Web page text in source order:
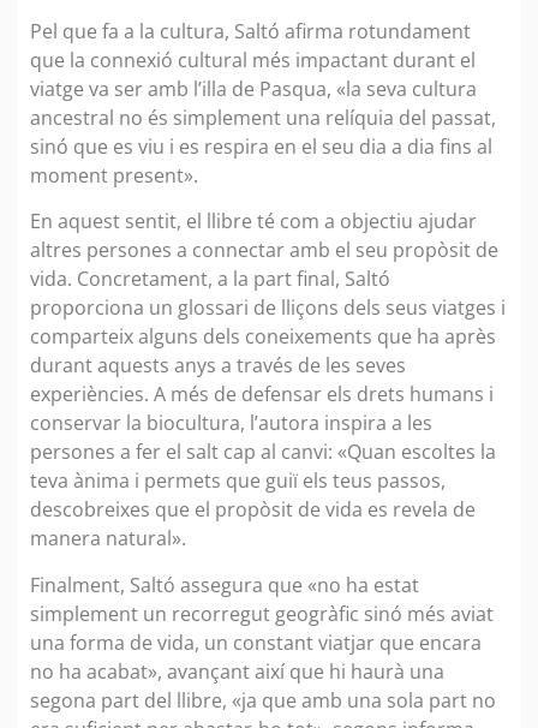
Pel que fa a la cultura, Saltó afirma rotundament
que la connexió cultural més impactant durant el
viatge va ser amb l’illa de Pasqua, «la seva cultura
ancestral no és simplement una relíquia del passat,
sinó que es viu i es respira en el seu dia a dia fins al
moment present».
En aquest sentit, el llibre té com a objectiu ajudar
altres persones a connectar amb el seu propòsit de
vida. Concretament, a la part final, Saltó
proporciona un glossari de lliçons dels seus viatges i
comparteix alguns dels coneixements que ha après
durant aquests anys a través de les seves
experiències. A més de defensar els drets humans i
conservar la biocultura, l’autora inspira a les
persones a fer el salt cap al canvi: «Quan escoltes la
teva ànima i permets que guiï els teus passos,
descobreixes que el propòsit de vida es revela de
manera natural».
Finalment, Saltó assegura que «no ha estat
simplement un recorregut geogràfic sinó més aviat
una forma de vida, un constant viatjar que encara
no ha acabat», avançant així que hi haurà una
segona part del llibre, «ja que amb una sola part no